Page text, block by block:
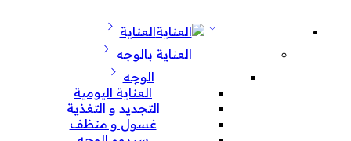
العناية
العناية بالوجه
الوجه
العناية اليومية
التجديد و التغذية
غسول و منظف